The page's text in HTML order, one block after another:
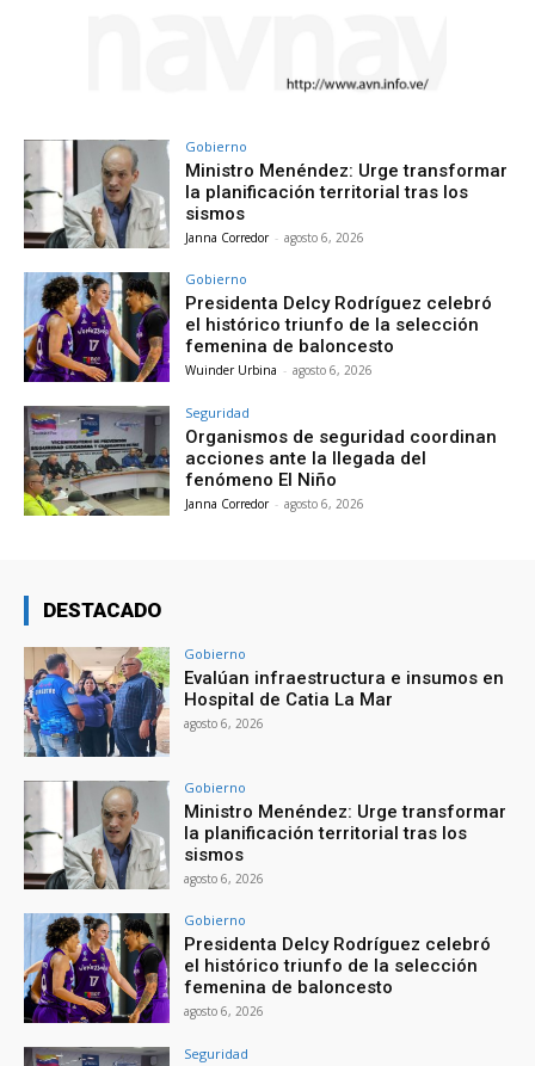
Gobierno
Ministro Menéndez: Urge transformar
la planificación territorial tras los
sismos
Janna Corredor - agosto 6, 2026
Gobierno
Presidenta Delcy Rodríguez celebró
el histórico triunfo de la selección
femenina de baloncesto
Wuinder Urbina - agosto 6, 2026
Seguridad
Organismos de seguridad coordinan
acciones ante la llegada del
fenómeno El Niño
Janna Corredor - agosto 6, 2026
DESTACADO
Gobierno
Evalúan infraestructura e insumos en
Hospital de Catia La Mar
agosto 6, 2026
Gobierno
Ministro Menéndez: Urge transformar
la planificación territorial tras los
sismos
agosto 6, 2026
Gobierno
Presidenta Delcy Rodríguez celebró
el histórico triunfo de la selección
femenina de baloncesto
agosto 6, 2026
Seguridad